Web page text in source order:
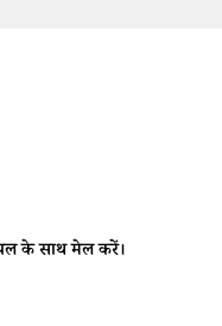
के साथ मेल करें।